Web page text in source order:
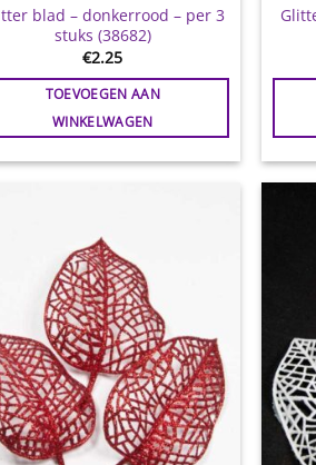
blad – donkerrood – per 3
stuks (38682)
€2.25
TOEVOEGEN AAN
WINKELWAGEN